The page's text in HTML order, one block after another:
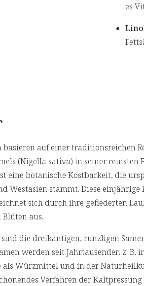
es
basieren auf einer traditionsreichen
(Nigella sativa) in seiner reinsten
eine botanische Kostbarkeit, die
Westasien stammt. Diese einjährige
sich durch ihre gefiederten
aus.
die dreikantigen, runzligen
werden seit Jahrtausenden z. B.
als Würzmittel und in der
Verfahren der